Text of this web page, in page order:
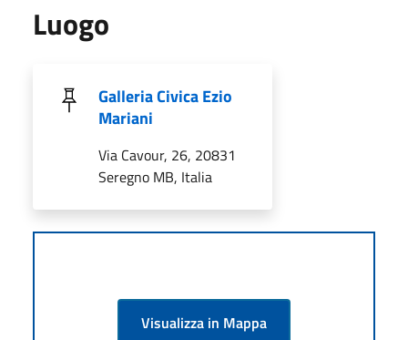
Luogo
Galleria Civica Ezio
Mariani
Via Cavour, 26, 20831
Seregno MB, Italia
Visualizza in Mappa